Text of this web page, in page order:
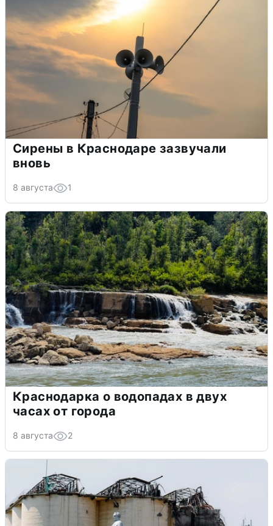
Сирены в Краснодаре зазвучали
вновь
8 августа 1
Краснодарка о водопадах в двух
часах от города
8 августа 2